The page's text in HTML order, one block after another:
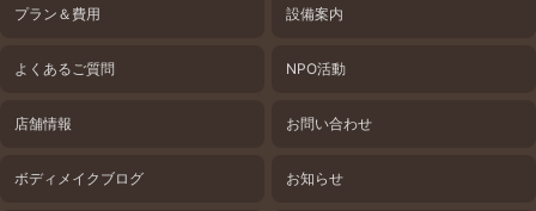
プラン＆費用 設備案内
よくあるご質問 NPO活動
店舗情報 お問い合わせ
ボディメイクブログ お知らせ